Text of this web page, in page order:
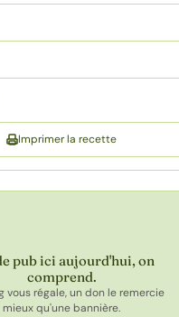
Imprimer la recette
pub ici aujourd'hui, on
comprend.
vous régale, un don le remercie
mieux qu'une bannière.